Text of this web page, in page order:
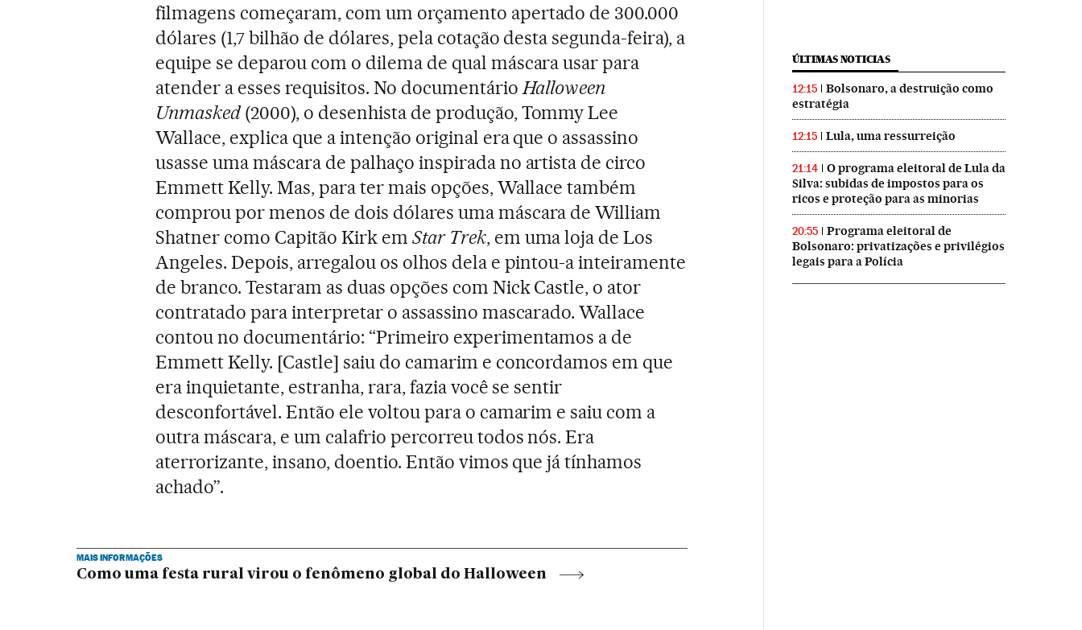
filmagens começaram, com um orçamento apertado de 300.000
dólares (1,7 bilhão de dólares, pela cotação desta segunda-feira), a
equipe se deparou com o dilema de qual máscara usar para
atender a esses requisitos. No documentárioHalloween
Unmasked(2000), o desenhista de produção, Tommy Lee
Wallace, explica que a intenção original era que o assassino
usasse uma máscara de palhaço inspirada no artista de circo
Emmett Kelly. Mas, para ter mais opções, Wallace também
comprou por menos de dois dólares uma máscara de William
Shatner como Capitão Kirk em Star Trek, em uma loja de Los
Angeles. Depois, arregalou os olhos dela e pintou-a inteiramente
de branco. Testaram as duas opções com Nick Castle, o ator
contratado para interpretar o assassino mascarado. Wallace
contou no documentário: “Primeiro experimentamos a de
Emmett Kelly. [Castle] saiu do camarim e concordamos em que
era inquietante, estranha, rara, fazia você se sentir
desconfortável. Então ele voltou para o camarim e saiu com a
outra máscara, e um calafrio percorreu todos nós. Era
aterrorizante, insano, doentio. Então vimos que já tínhamos
achado”.
MAIS INFORMAÇÕES
Como uma festa rural virou o fenômeno global do Halloween
ÚLTIMAS NOTICIAS
12:15
Bolsonaro, a destruição como
estratégia
12:15 Lula, uma ressurreição
21:14
O programa eleitoral de Lula da
Silva: subidas de impostos para os
ricos e proteção para as minorias
20:55
Programa eleitoral de
Bolsonaro: privatizações e privilégios
legais para a Polícia